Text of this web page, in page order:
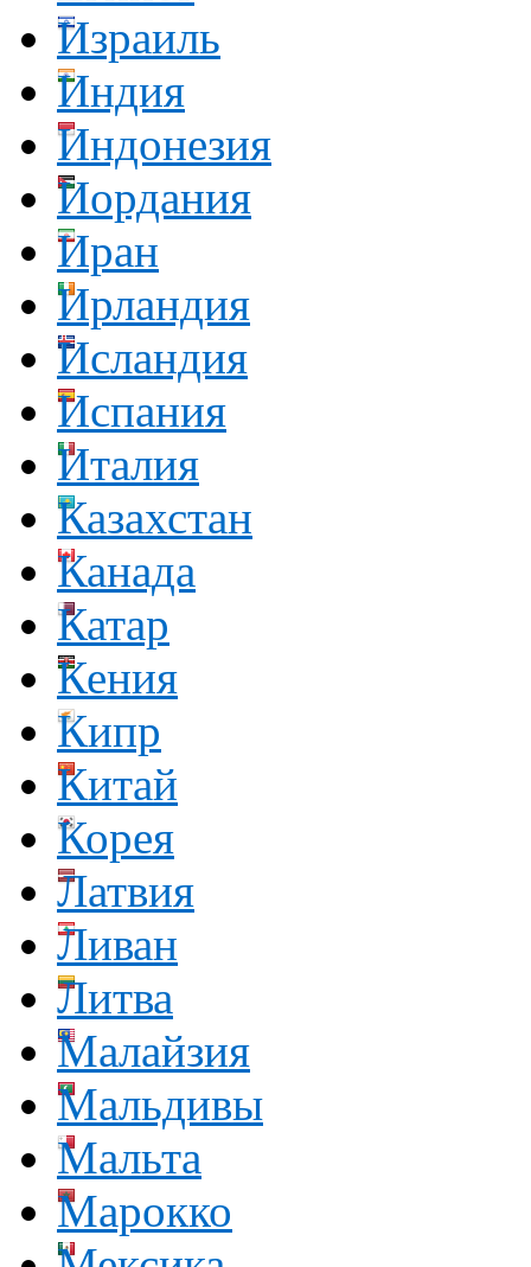
Израиль
Индия
Индонезия
Иордания
Иран
Ирландия
Исландия
Испания
Италия
Казахстан
Канада
Катар
Кения
Кипр
Китай
Корея
Латвия
Ливан
Литва
Малайзия
Мальдивы
Мальта
Марокко